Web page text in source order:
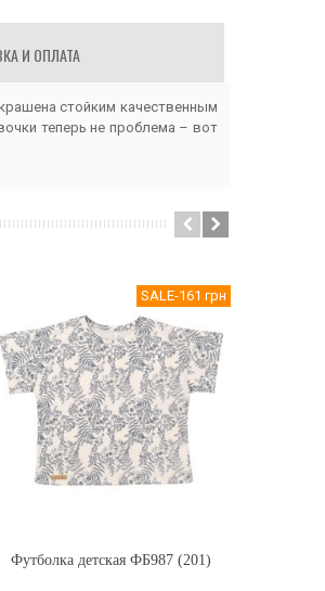
И ОПЛАТА
стойким качественным
теперь не проблема – вот
SALE-161 грн
Купить
Футболка детская ФБ987 (201)